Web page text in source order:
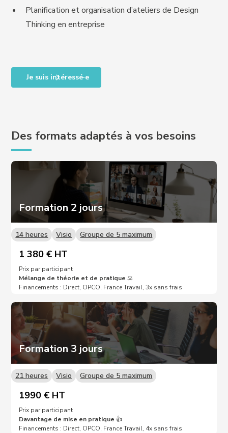
Planification et organisation d’ateliers de Design
Thinking en entreprise
Je suis intéressé·e
Des formats adaptés à vos besoins
Formation 2 jours
14 heures Visio Groupe de 5 maximum
1 380 € HT
Prix par participant
Mélange de théorie et de pratique⚖️
Financements : Direct, OPCO, France Travail, 3x sans frais
Formation 3 jours
21 heures Visio Groupe de 5 maximum
1990 € HT
Prix par participant
Davantage de mise en pratique 👍
Financements : Direct, OPCO, France Travail, 4x sans frais